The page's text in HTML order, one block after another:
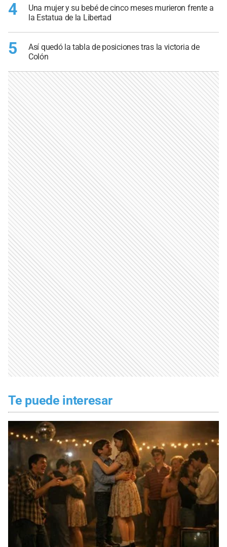
4
Una mujer y su bebé de cinco meses murieron frente a
la Estatua de la Libertad
5
Así quedó la tabla de posiciones tras la victoria de
Colón
Te puede interesar